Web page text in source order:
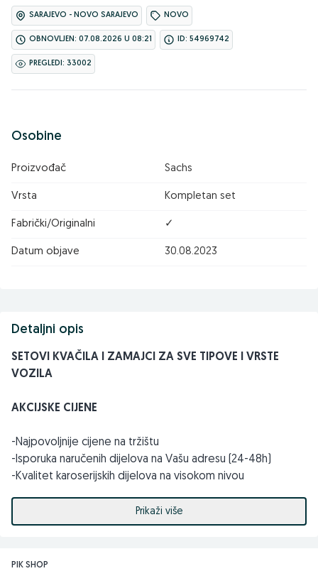
SARAJEVO - NOVO SARAJEVO NOVO
OBNOVLJEN: 07.08.2026 U 08:21 ID: 54969742
PREGLEDI: 33002
Osobine
Proizvođač Sachs
Vrsta Kompletan set
Fabrički/Originalni ✓
Datum objave 30.08.2023
Detaljni opis
SETOVI KVAČILA I ZAMAJCI ZA SVE TIPOVE I VRSTE
VOZILA
AKCIJSKE CIJENE
-Najpovoljnije cijene na tržištu
-Isporuka naručenih dijelova na Vašu adresu (24-48h)
-Kvalitet karoserijskih dijelova na visokom nivou
-NAJPOVOLJNIJE CIJENE NA TRŽIŠTU
Pored setova kvačila i zamajaca naš široki asortiman
Prikaži više
PIK SHOP